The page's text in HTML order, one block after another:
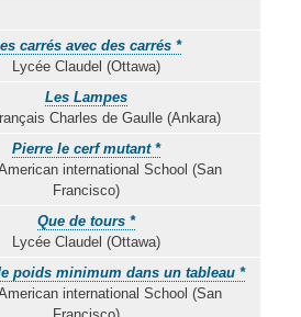
carrés avec des carrés *
Lycée Claudel (Ottawa)
Les Lampes
Charles de Gaulle (Ankara)
Pierre le cerf mutant *
international School (San
Francisco)
Que de tours *
Lycée Claudel (Ottawa)
poids minimum dans un tableau *
international School (San